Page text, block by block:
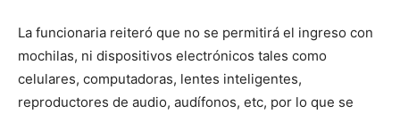
La funcionaria reiteró que no se permitirá el ingreso con
mochilas, ni dispositivos electrónicos tales como
celulares, computadoras, lentes inteligentes,
reproductores de audio, audífonos, etc, por lo que se